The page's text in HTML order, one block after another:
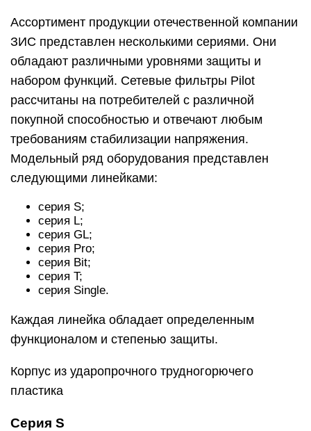
Ассортимент продукции отечественной компании
ЗИС представлен несколькими сериями. Они
обладают различными уровнями защиты и
набором функций. Сетевые фильтры Pilot
рассчитаны на потребителей с различной
покупной способностью и отвечают любым
требованиям стабилизации напряжения.
Модельный ряд оборудования представлен
следующими линейками:
серия S;
серия L;
серия GL;
серия Pro;
серия Bit;
серия T;
серия Single.
Каждая линейка обладает определенным
функционалом и степенью защиты.
Корпус из ударопрочного трудногорючего
пластика
Серия S